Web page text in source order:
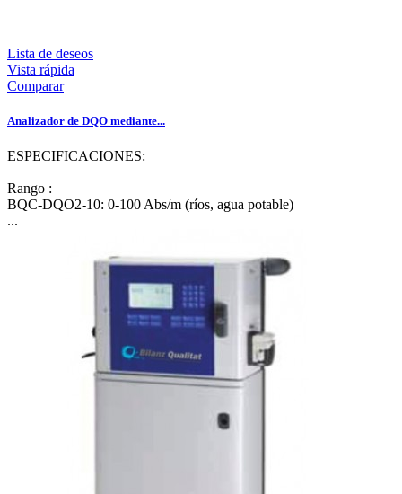
Lista de deseos
Vista rápida
Comparar
Analizador de DQO mediante...
ESPECIFICACIONES:
Rango :
BQC-DQO2-10: 0-100 Abs/m (ríos, agua potable)
...